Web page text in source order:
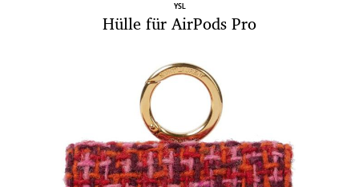
YSL
Hülle für AirPods Pro